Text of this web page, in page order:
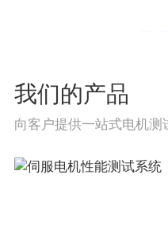
我们的产品
向客户提供一站式电机测